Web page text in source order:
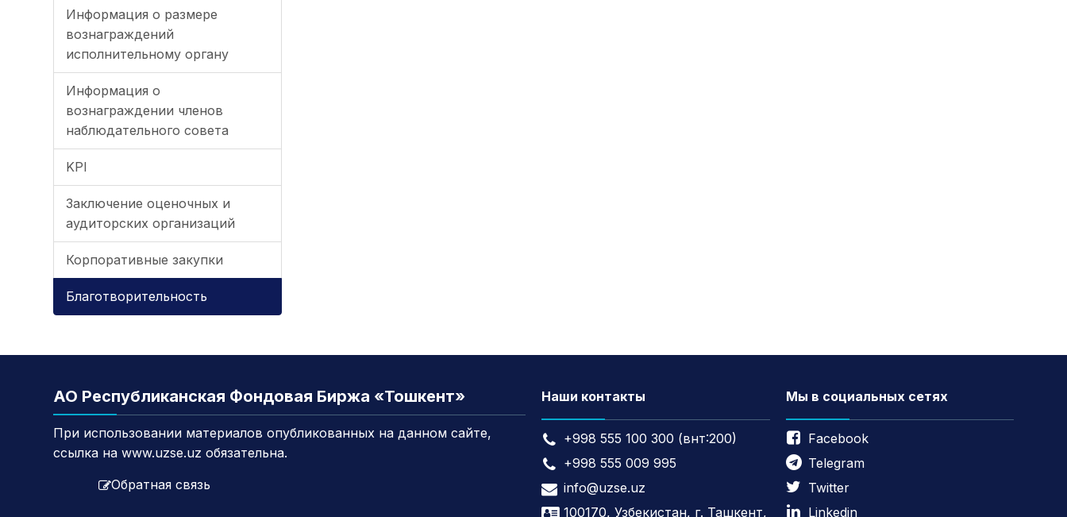
Информация о размере
вознаграждений
исполнительному органу
Информация о
вознаграждении членов
наблюдательного совета
KPI
Заключение оценочных и
аудиторских организаций
Корпоративные закупки
Благотворительность
АО Республиканская Фондовая Биржа «Тошкент»
При использовании материалов опубликованных на данном сайте,
ссылка на www.uzse.uz обязательна.
Обратная связь
Наши контакты
+998 555 100 300 (внт:200)
+998 555 009 995
info@uzse.uz
100170, Узбекистан, г. Ташкент,
Мы в социальных сетях
Facebook
Telegram
Twitter
Linkedin